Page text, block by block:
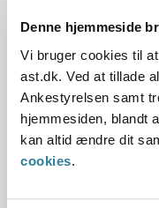
Denne hjemmeside
Vi bruger cookies til
ast.dk. Ved at tillade
Ankestyrelsen samt
hjemmesiden, blandt
kan altid ændre dit
cookies.
Paragraf
§ 24 § 5 § 7 § 4 § 46 §
Journalnummer
500081-01